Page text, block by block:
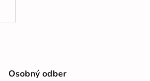
Osobný odber